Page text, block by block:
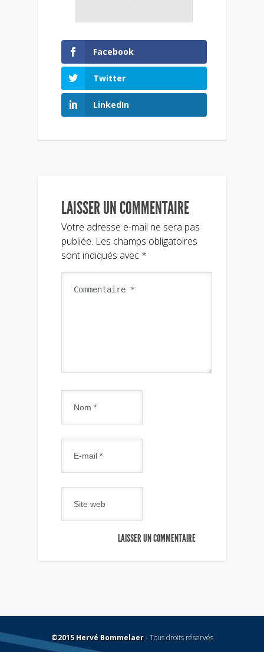
Facebook
Twitter
LinkedIn
LAISSER UN COMMENTAIRE
Votre adresse e-mail ne sera pas
publiée. Les champs obligatoires
sont indiqués avec *
©2015 Hervé Bommelaer- Tous droits réservés